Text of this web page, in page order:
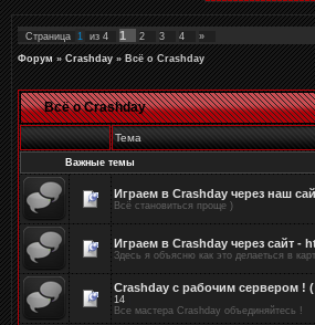
Страница 1 из 4 1 2 3 4
»
Форум » Crashday » Всё о Crashday
Всё о Crashday
Тема
Важные темы
Играем в Crashday через наш
Всё становиться проще )
Играем в Crashday через сайт -
Здесь я объясню как это делаеться в
Crashday с рабочим сервером !
14
Все мастера Crashday объединяйтесь !